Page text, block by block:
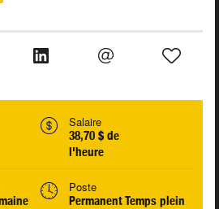
Salaire
38,70 $ de
l'heure
Poste
Permanent Temps plein